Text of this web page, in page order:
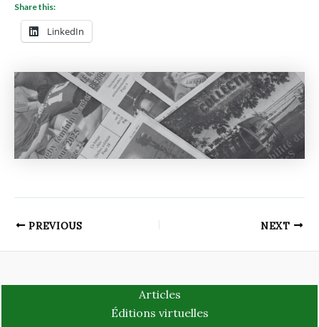
Share this:
LinkedIn
PREVIOUS NEXT
Articles
Éditions virtuelles